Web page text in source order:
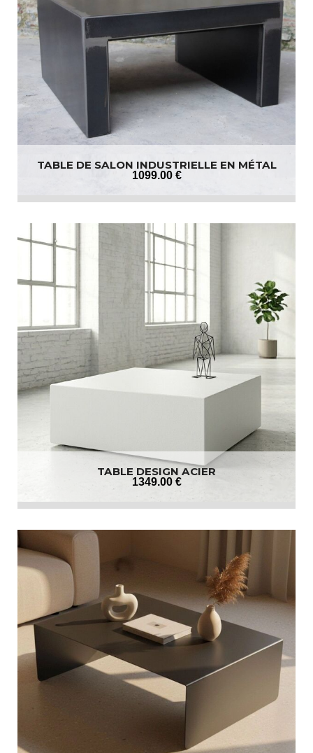
TABLE DE SALON INDUSTRIELLE EN MÉTAL
1099.00 €
TABLE DESIGN ACIER
1349.00 €